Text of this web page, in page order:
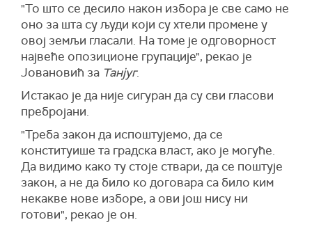
"То што се десило након избора је све само не
оно за шта су људи који су хтели промене у
овој земљи гласали. На томе је одговорност
највеће опозиционе групације", рекао је
Јовановић за Танјуг.
Истакао је да није сигуран да су сви гласови
пребројани.
"Треба закон да испоштујемо, да се
конституише та градска власт, ако је могуће.
Да видимо како ту стоје ствари, да се поштује
закон, а не да било ко договара са било ким
некакве нове изборе, а ови још нису ни
готови", рекао је он.